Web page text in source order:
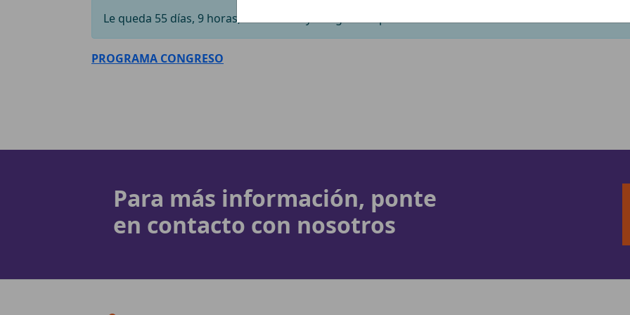
Le queda 55 días, 9 horas, 46 minutos y 1 segundos para finalizar.
PROGRAMA CONGRESO
Para más información, ponte
en contacto con nosotros